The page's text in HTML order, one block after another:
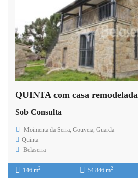
QUINTA com casa remodelada
Sob Consulta
Moimenta da Serra, Gouveia, Guarda
Quinta
Belaserra
146 m2 54.846 m2